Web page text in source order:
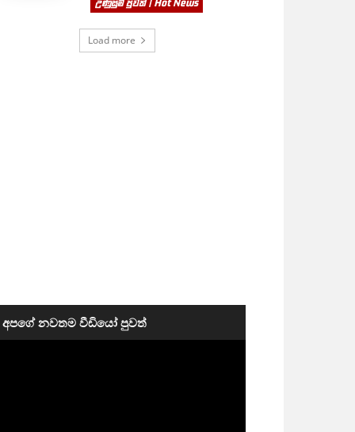
උණුසුම් පුවත් | Hot News
Load more
අපගේ නවතම වීඩියෝ පුවත්